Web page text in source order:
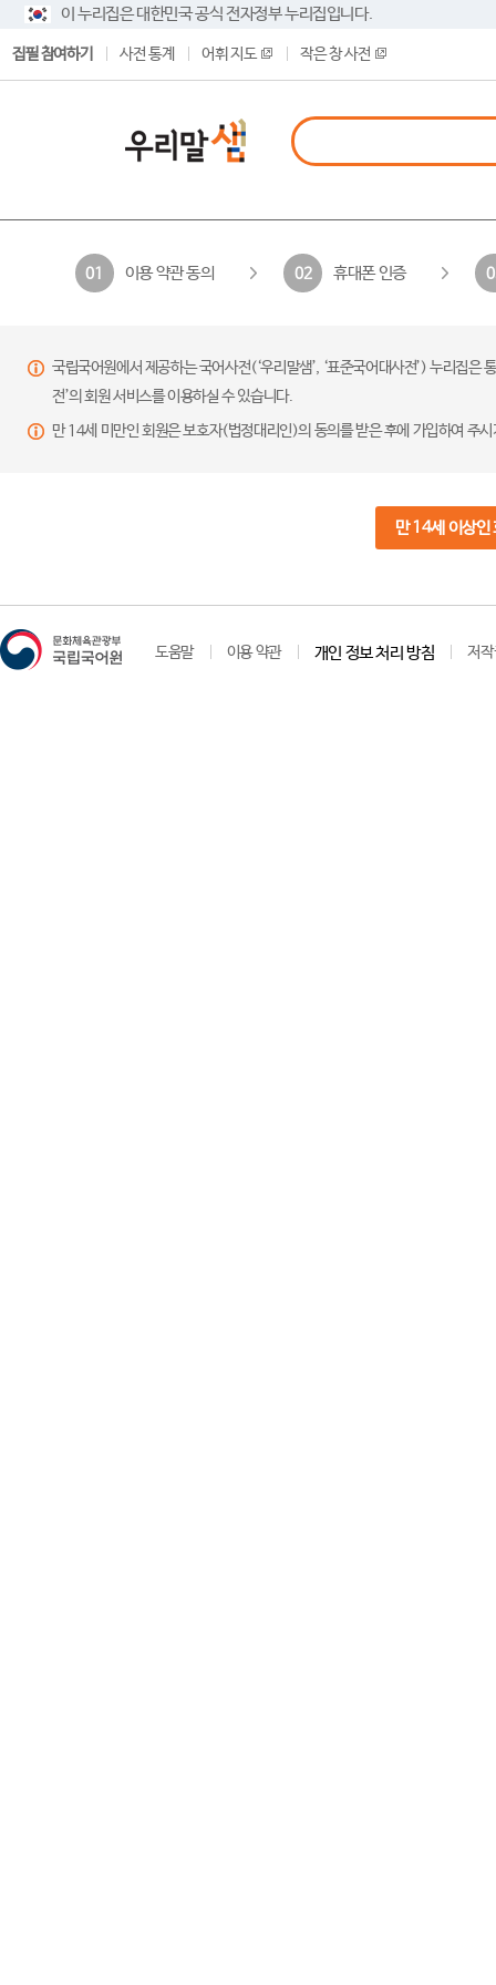
이 누리집은 대한민국 공식 전자정부 누리집입니다.
집필 참여하기 사전 통계 어휘 지도 작은 창 사전
01 이용 약관 동의 02 휴대폰 인증
국립국어원에서 제공하는 국어사전(‘우리말샘’, ‘표준국어대사전’) 누리집
전’의 회원 서비스를 이용하실 수 있습니다.
만 14세 미만인 회원은 보호자(법정대리인)의 동의를 받은 후에 가입하여 주
만 14세 이상인
도움말 이용 약관 개인 정보 처리 방침 저